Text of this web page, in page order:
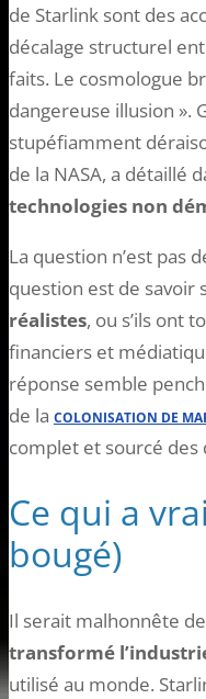
de Starlink sont des
décalage structurel
faits. Le cosmologue
dangereuse illusion ».
stupéfiamment
de la NASA, a détaillé
technologies non
La question n’est pas
question est de savoir
réalistes, ou s’ils ont
financiers et
réponse semble
de la COLONISATION DE
complet et sourcé
Ce qui a
bougé)
Il serait malhonnête de
transformé
utilisé au monde.